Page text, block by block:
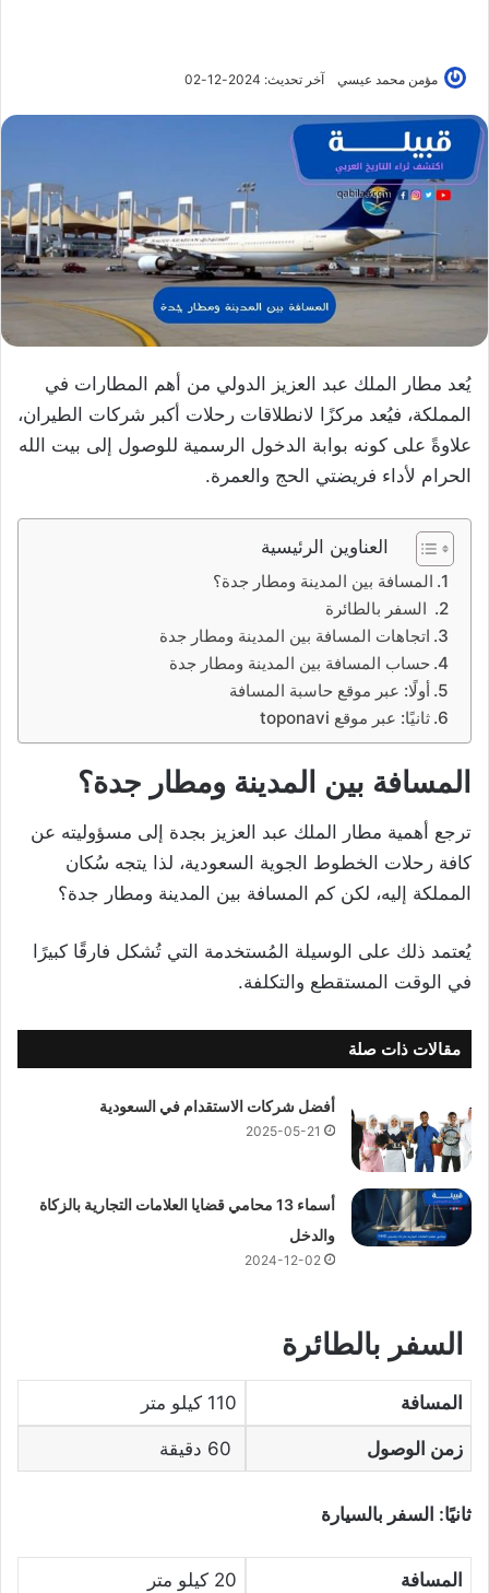
مؤمن محمد عيسي آخر تحديث: 2024-12-02
يُعد مطار الملك عبد العزيز الدولي من أهم المطارات في
المملكة، فيُعد مركزًا لانطلاقات رحلات أكبر شركات الطيران،
علاوةً على كونه بوابة الدخول الرسمية للوصول إلى بيت الله
الحرام لأداء فريضتي الحج والعمرة.
العناوين الرئيسية
المسافة بين المدينة ومطار جدة؟
السفر بالطائرة
اتجاهات المسافة بين المدينة ومطار جدة
حساب المسافة بين المدينة ومطار جدة
أولًا: عبر موقع حاسبة المسافة
ثانيًا: عبر موقع toponavi
المسافة بين المدينة ومطار جدة؟
ترجع أهمية مطار الملك عبد العزيز بجدة إلى مسؤوليته عن
كافة رحلات الخطوط الجوية السعودية، لذا يتجه سُكان
المملكة إليه، لكن كم المسافة بين المدينة ومطار جدة؟
يُعتمد ذلك على الوسيلة المُستخدمة التي تُشكل فارقًا كبيرًا
في الوقت المستقطع والتكلفة.
مقالات ذات صلة
أفضل شركات الاستقدام في السعودية
2025-05-21
أسماء 13 محامي قضايا العلامات التجارية بالزكاة
والدخل
2024-12-02
السفر بالطائرة
المسافة 110 كيلو متر
زمن الوصول
ثانيًا: السفر بالسيارة
المسافة 20 كيلو متر